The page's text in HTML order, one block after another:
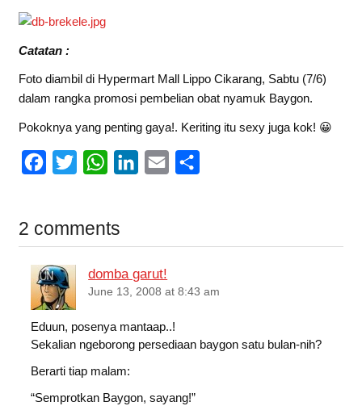
Catatan :
Foto diambil di Hypermart Mall Lippo Cikarang, Sabtu (7/6)
dalam rangka promosi pembelian obat nyamuk Baygon.
Pokoknya yang penting gaya!. Keriting itu sexy juga kok! 😀
e
o
o
k
t
W
t
A
p
d
n
2 comments
domba garut!
June 13, 2008 at 8:43 am
Eduun, posenya mantaap..!
Sekalian ngeborong persediaan baygon satu bulan-nih?
Berarti tiap malam:
“Semprotkan Baygon, sayang!”